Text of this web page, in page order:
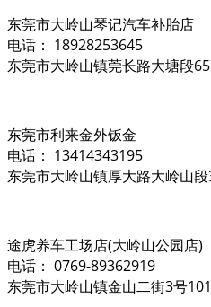
东莞市大岭山琴记汽车补胎店
电话： 18928253645
东莞市大岭山镇莞长路大塘段
东莞市利来金外钣金
电话： 13414343195
东莞市大岭山镇厚大路大岭山
途虎养车工场店(大岭山公园店)
电话： 0769-89362919
东莞市大岭山镇金山二街3号